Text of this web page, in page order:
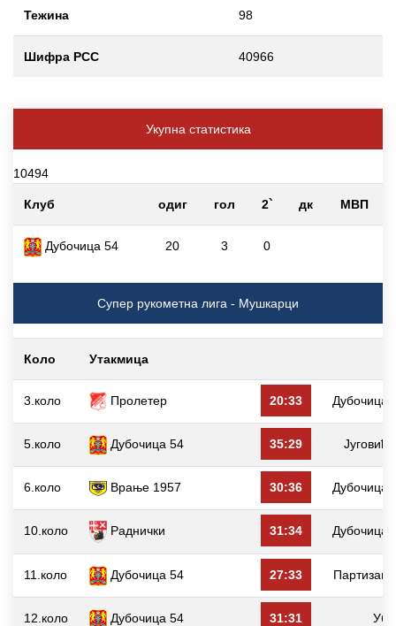
Тежина 98
Шифра РСС 40966
Укупна статистика
10494
Клуб одиг гол 2` дк МВП
Дубочица 54 20 3 0
Супер рукометна лига - Мушкарци
Коло Утакмица
3.коло Пролетер 20:33 Дубочица
5.коло Дубочица 54 35:29 Југовић
6.коло Врање 1957 30:36 Дубочица
10.коло Раднички 31:34 Дубочица
11.коло Дубочица 54 27:33 Партизан
12.коло Дубочица 54 31:31 Уб